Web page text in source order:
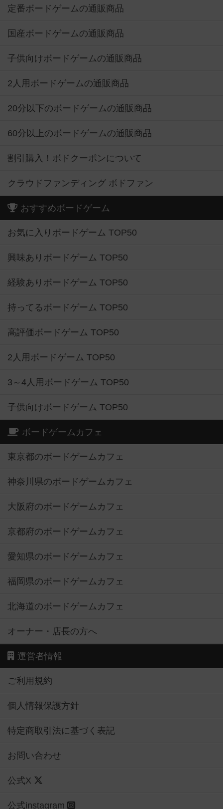
定番ボードゲームの通販商品
国産ボードゲームの通販商品
子供向けボードゲームの通販商品
2人用ボードゲームの通販商品
20分以下のボードゲームの通販商品
60分以上のボードゲームの通販商品
割引購入！ボドクーポンについて
クラウドファンディング ボドファン
おすすめボードゲーム
お気に入りボードゲーム TOP50
興味ありボードゲーム TOP50
経験ありボードゲーム TOP50
持ってるボードゲーム TOP50
高評価ボードゲーム TOP50
2人用ボードゲーム TOP50
3～4人用ボードゲーム TOP50
子供向けボードゲーム TOP50
ボードゲームカフェ
東京都のボードゲームカフェ
神奈川県のボードゲームカフェ
大阪府のボードゲームカフェ
京都府のボードゲームカフェ
愛知県のボードゲームカフェ
福岡県のボードゲームカフェ
北海道のボードゲームカフェ
オーナー・店長の方へ
運営者情報
ご利用規約
個人情報保護方針
特定商取引法に基づく表記
お問い合わせ
公式X
公式instagram